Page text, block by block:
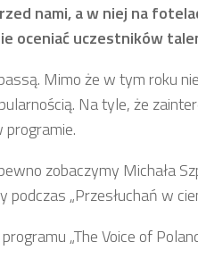
nami, a w niej na
oceniać uczestników
Mimo że w tym roku
Na tyle, że
zobaczymy Michała
„Przesłuchań w
„The Voice of